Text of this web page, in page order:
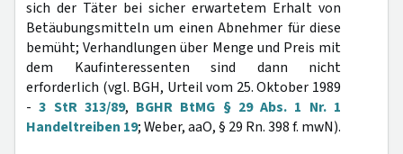
sich der Täter bei sicher erwartetem Erhalt von
Betäubungsmitteln um einen Abnehmer für diese
bemüht; Verhandlungen über Menge und Preis mit
dem Kaufinteressenten sind dann nicht
erforderlich (vgl. BGH, Urteil vom 25. Oktober 1989
-3 StR 313/89, BGHR BtMG § 29 Abs. 1 Nr. 1
Handeltreiben 19; Weber, aaO, § 29 Rn. 398 f. mwN).